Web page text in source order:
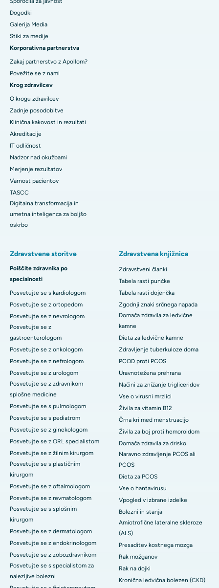
Dogodki
Galerija Media
​​​​​Stiki za medije
Korporativna partnerstva
Zakaj partnerstvo z Apollom?
Povežite se z nami
Krog zdravilcev
O krogu zdravilcev
Zadnje posodobitve
Klinična kakovost in rezultati
Akreditacije
IT odličnost
Nadzor nad okužbami
Merjenje rezultatov
Varnost pacientov
TASCC
Digitalna transformacija in
umetna inteligenca za boljšo
oskrbo
Zdravstvene storitve
Poiščite zdravnika po
specialnosti
Posvetujte se s kardiologom
Posvetujte se z ortopedom
Posvetujte se z nevrologom
Posvetujte se z
gastroenterologom
Posvetujte se z onkologom
Posvetujte se z nefrologom
Posvetujte se z urologom
Posvetujte se z zdravnikom
splošne medicine
Posvetujte se s pulmologom
Posvetujte se s pediatrom
Posvetujte se z ginekologom
Posvetujte se z ORL specialistom
Posvetujte se z žilnim kirurgom
Posvetujte se s plastičnim
kirurgom
Posvetujte se z oftalmologom
Posvetujte se z revmatologom
Posvetujte se s splošnim
kirurgom
Posvetujte se z dermatologom
Posvetujte se z endokrinologom
Posvetujte se z zobozdravnikom
Posvetujte se s specialistom za
nalezljive bolezni
Zdravstvena knjižnica
Zdravstveni članki
Tabela rasti punčke
Tabela rasti dojenčka
Zgodnji znaki srčnega napada
Domača zdravila za ledvične
kamne
Dieta za ledvične kamne
Zdravljenje tuberkuloze doma
PCOD proti PCOS
Uravnotežena prehrana
Načini za znižanje trigliceridov
Vse o virusni mrzlici
Živila za vitamin B12
Črna kri med menstruacijo
Živila za boj proti hemoroidom
Domača zdravila za drisko
Naravno zdravljenje PCOS ali
PCOS
Dieta za PCOS
Vse o hantavirusu
Vpogled v izbrane izdelke
Bolezni in stanja
Amiotrofične lateralne skleroze
(ALS)
Presaditev kostnega mozga
Rak možganov
Rak na dojki
Kronična ledvična bolezen (CKD)